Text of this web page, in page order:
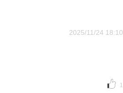
2025/11/24 18:10
1